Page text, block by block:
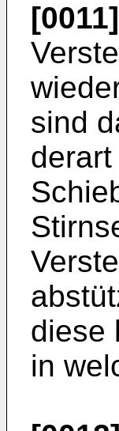
[0011]
sind
diese
in